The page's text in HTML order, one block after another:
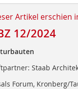
Artikel erschien
12/2024
Staab
Forum, Kronberg/